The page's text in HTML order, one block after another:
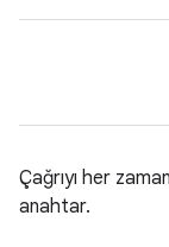
Çağrıyı her
anahtar.